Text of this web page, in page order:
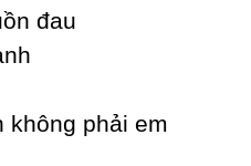
đau
không phải em